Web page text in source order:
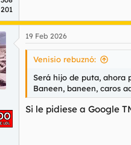
201
19 Feb 2026
Venisio rebuznó:
Será hijo de puta, ahora
Baneen, baneen, caros
Si le pidiese a Google